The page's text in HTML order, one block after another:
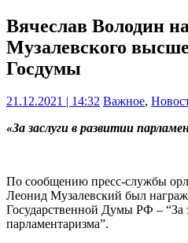
Вячеслав Володин
Музалевского
Госдумы
21.12.2021 | 14:32 Важное,
«За заслуги в развитии
По сообщению пресс-службы
Леонид Музалевский был
Государственной Думы РФ – “За
парламентаризма”.